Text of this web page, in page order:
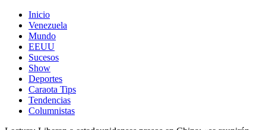
Inicio
Venezuela
Mundo
EEUU
Sucesos
Show
Deportes
Caraota Tips
Tendencias
Columnistas